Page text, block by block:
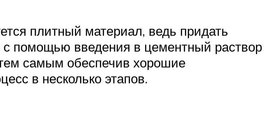
плитный материал, ведь придать
с помощью введения в цементный раствор
самым обеспечив хорошие
в несколько этапов.